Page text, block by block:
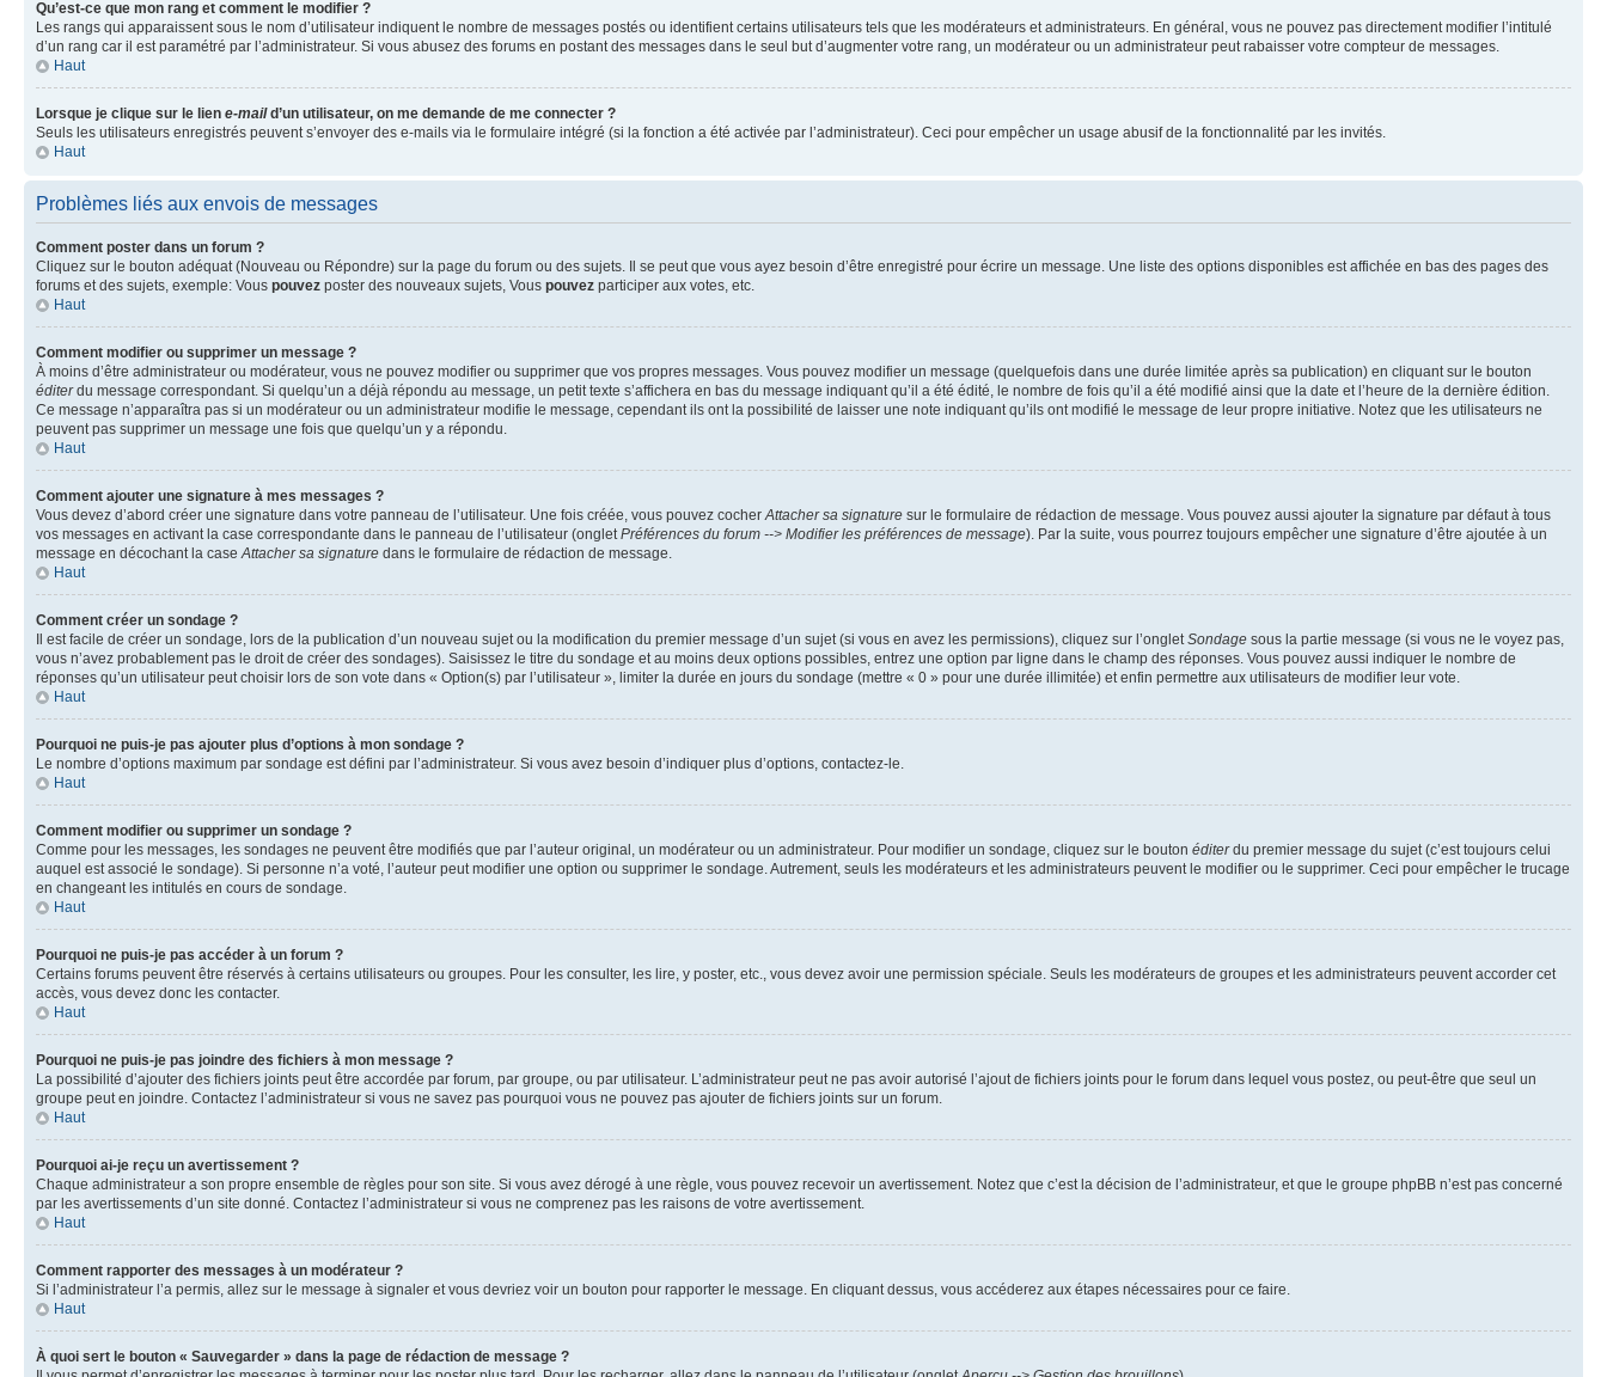
Qu’est-ce que mon rang et comment le modifier ?
Les rangs qui apparaissent sous le nom d’utilisateur indiquent le nombre de messages postés ou identifient certains utilisateurs tels que les modérateurs et administrateurs. En général, vous ne pouvez pas directement modifier l’intitulé
d’un rang car il est paramétré par l’administrateur. Si vous abusez des forums en postant des messages dans le seul but d’augmenter votre rang, un modérateur ou un administrateur peut rabaisser votre compteur de messages.
Haut
Lorsque je clique sur le lien e-maild’un utilisateur, on me demande de me connecter ?
Seuls les utilisateurs enregistrés peuvent s’envoyer des e-mails via le formulaire intégré (si la fonction a été activée par l’administrateur). Ceci pour empêcher un usage abusif de la fonctionnalité par les invités.
Haut
Problèmes liés aux envois de messages
Comment poster dans un forum ?
Cliquez sur le bouton adéquat (Nouveau ou Répondre) sur la page du forum ou des sujets. Il se peut que vous ayez besoin d’être enregistré pour écrire un message. Une liste des options disponibles est affichée en bas des pages des
forums et des sujets, exemple: Vous pouvez poster des nouveaux sujets, Vous pouvez participer aux votes, etc.
Haut
Comment modifier ou supprimer un message ?
À moins d’être administrateur ou modérateur, vous ne pouvez modifier ou supprimer que vos propres messages. Vous pouvez modifier un message (quelquefois dans une durée limitée après sa publication) en cliquant sur le bouton
éditerdu message correspondant. Si quelqu’un a déjà répondu au message, un petit texte s’affichera en bas du message indiquant qu’il a été édité, le nombre de fois qu’il a été modifié ainsi que la date et l’heure de la dernière édition.
Ce message n’apparaîtra pas si un modérateur ou un administrateur modifie le message, cependant ils ont la possibilité de laisser une note indiquant qu’ils ont modifié le message de leur propre initiative. Notez que les utilisateurs ne
peuvent pas supprimer un message une fois que quelqu’un y a répondu.
Haut
Comment ajouter une signature à mes messages ?
Vous devez d’abord créer une signature dans votre panneau de l’utilisateur. Une fois créée, vous pouvez cocher Attacher sa signature sur le formulaire de rédaction de message. Vous pouvez aussi ajouter la signature par défaut à tous
vos messages en activant la case correspondante dans le panneau de l’utilisateur (onglet Préférences du forum --> Modifier les préférences de message). Par la suite, vous pourrez toujours empêcher une signature d’être ajoutée à un
message en décochant la case Attacher sa signature dans le formulaire de rédaction de message.
Haut
Comment créer un sondage ?
Il est facile de créer un sondage, lors de la publication d’un nouveau sujet ou la modification du premier message d’un sujet (si vous en avez les permissions), cliquez sur l’onglet Sondage sous la partie message (si vous ne le voyez pas,
vous n’avez probablement pas le droit de créer des sondages). Saisissez le titre du sondage et au moins deux options possibles, entrez une option par ligne dans le champ des réponses. Vous pouvez aussi indiquer le nombre de
réponses qu’un utilisateur peut choisir lors de son vote dans « Option(s) par l’utilisateur », limiter la durée en jours du sondage (mettre « 0 » pour une durée illimitée) et enfin permettre aux utilisateurs de modifier leur vote.
Haut
Pourquoi ne puis-je pas ajouter plus d’options à mon sondage ?
Le nombre d’options maximum par sondage est défini par l’administrateur. Si vous avez besoin d’indiquer plus d’options, contactez-le.
Haut
Comment modifier ou supprimer un sondage ?
Comme pour les messages, les sondages ne peuvent être modifiés que par l’auteur original, un modérateur ou un administrateur. Pour modifier un sondage, cliquez sur le bouton éditerdu premier message du sujet (c’est toujours celui
auquel est associé le sondage). Si personne n’a voté, l’auteur peut modifier une option ou supprimer le sondage. Autrement, seuls les modérateurs et les administrateurs peuvent le modifier ou le supprimer. Ceci pour empêcher le trucage
en changeant les intitulés en cours de sondage.
Haut
Pourquoi ne puis-je pas accéder à un forum ?
Certains forums peuvent être réservés à certains utilisateurs ou groupes. Pour les consulter, les lire, y poster, etc., vous devez avoir une permission spéciale. Seuls les modérateurs de groupes et les administrateurs peuvent accorder cet
accès, vous devez donc les contacter.
Haut
Pourquoi ne puis-je pas joindre des fichiers à mon message ?
La possibilité d’ajouter des fichiers joints peut être accordée par forum, par groupe, ou par utilisateur. L’administrateur peut ne pas avoir autorisé l’ajout de fichiers joints pour le forum dans lequel vous postez, ou peut-être que seul un
groupe peut en joindre. Contactez l’administrateur si vous ne savez pas pourquoi vous ne pouvez pas ajouter de fichiers joints sur un forum.
Haut
Pourquoi ai-je reçu un avertissement ?
Chaque administrateur a son propre ensemble de règles pour son site. Si vous avez dérogé à une règle, vous pouvez recevoir un avertissement. Notez que c’est la décision de l’administrateur, et que le groupe phpBB n’est pas concerné
par les avertissements d’un site donné. Contactez l’administrateur si vous ne comprenez pas les raisons de votre avertissement.
Haut
Comment rapporter des messages à un modérateur ?
Si l’administrateur l’a permis, allez sur le message à signaler et vous devriez voir un bouton pour rapporter le message. En cliquant dessus, vous accéderez aux étapes nécessaires pour ce faire.
Haut
À quoi sert le bouton « Sauvegarder » dans la page de rédaction de message ?